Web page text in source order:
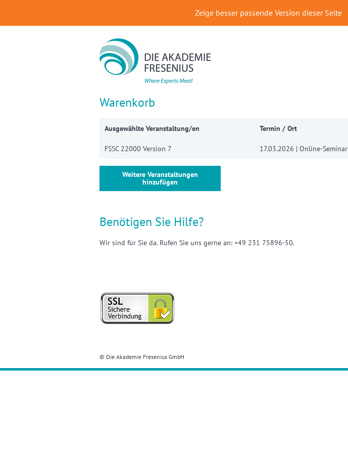
Zeige besser passende Version dieser Seite
Warenkorb
Ausgewählte Veranstaltung/en Termin / Ort
FSSC 22000 Version 7 17.03.2026 | Online-Seminar
Weitere Veranstaltungen
hinzufügen
Benötigen Sie Hilfe?
Wir sind für Sie da. Rufen Sie uns gerne an: +49 231 75896-50.
© Die Akademie Fresenius GmbH